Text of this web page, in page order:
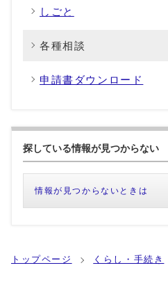
しごと
各種相談
申請書ダウンロード
探している情報が見つからない
情報が見つからないときは
トップページ くらし・手続き